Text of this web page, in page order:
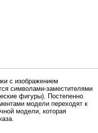
с изображением
символами-заместителями
фигуры). Постепенно
модели переходят к
модели, которая